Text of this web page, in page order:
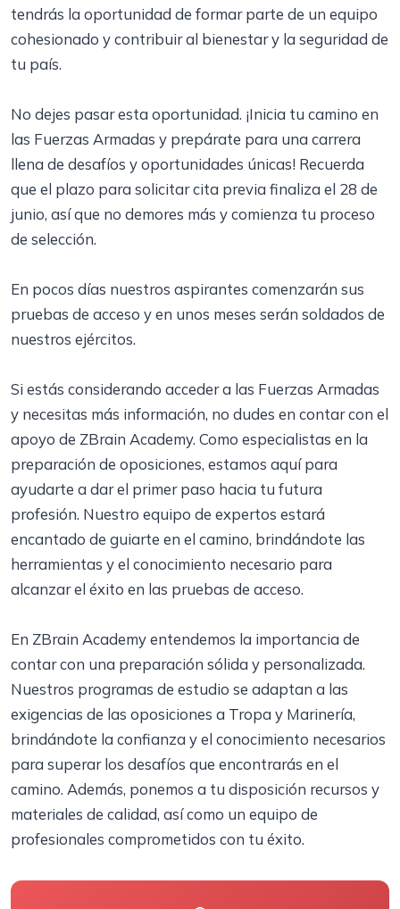
tendrás la oportunidad de formar parte de un equipo
cohesionado y contribuir al bienestar y la seguridad de
tu país.
No dejes pasar esta oportunidad. ¡Inicia tu camino en
las Fuerzas Armadas y prepárate para una carrera
llena de desafíos y oportunidades únicas! Recuerda
que el plazo para solicitar cita previa finaliza el 28 de
junio, así que no demores más y comienza tu proceso
de selección.
En pocos días nuestros aspirantes comenzarán sus
pruebas de acceso y en unos meses serán soldados de
nuestros ejércitos.
Si estás considerando acceder a las Fuerzas Armadas
y necesitas más información, no dudes en contar con el
apoyo de ZBrain Academy. Como especialistas en la
preparación de oposiciones, estamos aquí para
ayudarte a dar el primer paso hacia tu futura
profesión. Nuestro equipo de expertos estará
encantado de guiarte en el camino, brindándote las
herramientas y el conocimiento necesario para
alcanzar el éxito en las pruebas de acceso.
En ZBrain Academy entendemos la importancia de
contar con una preparación sólida y personalizada.
Nuestros programas de estudio se adaptan a las
exigencias de las oposiciones a Tropa y Marinería,
brindándote la confianza y el conocimiento necesarios
para superar los desafíos que encontrarás en el
camino. Además, ponemos a tu disposición recursos y
materiales de calidad, así como un equipo de
profesionales comprometidos con tu éxito.